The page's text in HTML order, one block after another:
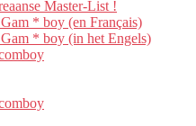
Master-List !
* boy (en Français)
* boy (in het Engels)